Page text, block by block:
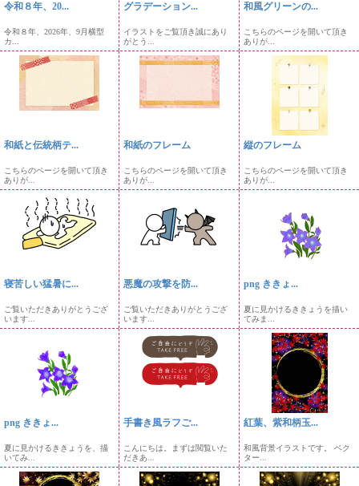
令和８年、20...
令和８年、2026年、9月横型
カ...
グラデーション...
イラストをご覧頂き誠にあり
がとう...
和風グリーンの...
こちらのページを開いて頂き
ありが...
和紙と伝統柄テ...
こちらのページを開いて頂き
ありが...
和紙のフレーム
こちらのページを開いて頂き
ありが...
縦のフレーム
こちらのページを開いて頂き
ありが...
寝苦しい猛暑に...
ご覧いただきありがとうござ
います...
悪魔の攻撃を防...
ご覧いただきありがとうござ
います...
png ききょ...
夏に見かけるききょうを描い
てみま...
png ききょ...
夏に見かけるききょうを、描
いてみ...
手書き風ラフご...
こんにちは。まずは閲覧いた
だきあ...
紅葉、紫和柄玉...
和風背景イラストです。 ベク
ター...